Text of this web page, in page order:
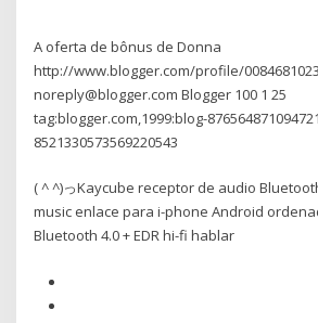
A oferta de bônus de Donna
http://www.blogger.com/profile/
noreply@blogger.com Blogger 100 1 25
tag:blogger.com,1999:blog-
8521330573569220543
( ^ ^)っKaycube receptor de audio
music enlace para i-phone Android
Bluetooth 4.0 + EDR hi-fi hablar